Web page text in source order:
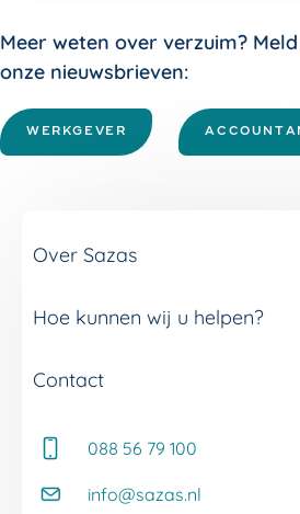
Meer weten over verzuim?
onze nieuwsbrieven:
WERKGEVER
Over Sazas
Pakketvergelijker Sazas
Onze verzuimdiensten
Onze klantverhalen
Werken bij Sazas
Hoe kunnen wij u helpen?
Service en contact
Whitepapers
Kennisbank
Contact
088 56 79 100
info@sazas.nl